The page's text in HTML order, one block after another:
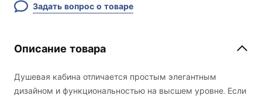
Задать вопрос о товаре
Описание товара
Душевая кабина отличается простым элегантным
дизайном и функциональностью на высшем уровне. Если